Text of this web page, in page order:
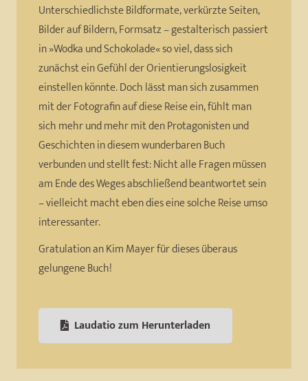
Unterschiedlichste Bildformate, verkürzte Seiten,
Bilder auf Bildern, Formsatz – gestalterisch passiert
in »Wodka und Schokolade« so viel, dass sich
zunächst ein Gefühl der Orientierungslosigkeit
einstellen könnte. Doch lässt man sich zusammen
mit der Fotografin auf diese Reise ein, fühlt man
sich mehr und mehr mit den Protagonisten und
Geschichten in diesem wunderbaren Buch
verbunden und stellt fest: Nicht alle Fragen müssen
am Ende des Weges abschließend beantwortet sein
– vielleicht macht eben dies eine solche Reise umso
interessanter.
Gratulation an Kim Mayer für dieses überaus
gelungene Buch!
Laudatio zum Herunterladen